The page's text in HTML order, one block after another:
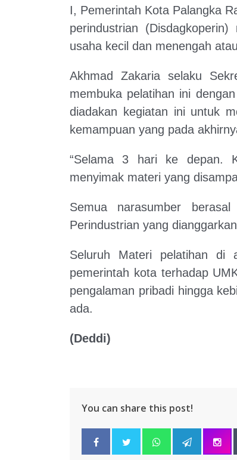
I, Pemerintah Kota Palangka
perindustrian
usaha kecil dan menengah
Akhmad Zakaria selaku
membuka pelatihan ini
diadakan kegiatan ini untuk
kemampuan yang pada
“Selama 3 hari ke depan.
menyimak materi yang
Semua narasumber
Perindustrian yang
Seluruh Materi pelatihan di
pemerintah kota terhadap
pengalaman pribadi hingga
ada.
(Deddi)
You can share this post!